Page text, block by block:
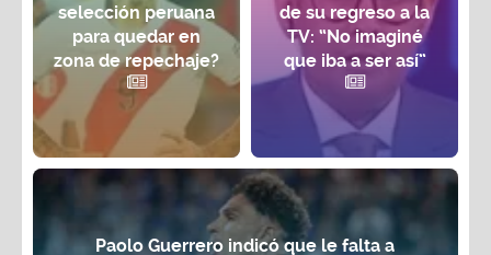
selección peruana
para quedar en
zona de repechaje?
de su regreso a la
TV: “No imaginé
que iba a ser así”
Paolo Guerrero indicó que le falta a